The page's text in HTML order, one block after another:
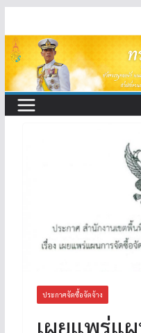
to
content
ประกาศจัดซื้อจัดจ้าง
เผยแพร่แ